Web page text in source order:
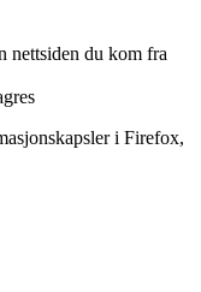
nettsiden du kom fra
i Firefox,